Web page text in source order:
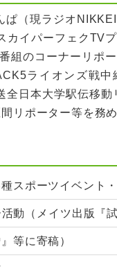
ぱ（現ラジオ
カイパーフェクTV
組のコーナーリポ
ライオンズ戦中
全日本大学駅伝移
リポーター等を務め
スポーツイベント
活動（メイツ出版
等に寄稿）